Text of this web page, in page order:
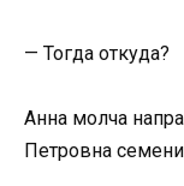
— Тогда откуда?
Анна молча
Петровна